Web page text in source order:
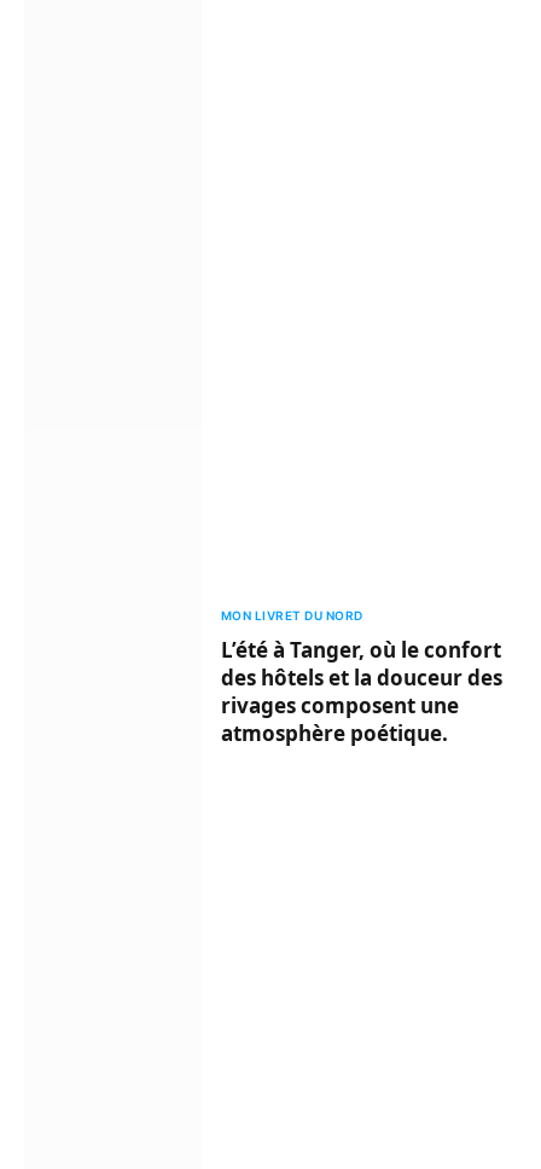
MON LIVRET DU NORD
L’été à Tanger, où le confort
des hôtels et la douceur des
rivages composent une
atmosphère poétique.